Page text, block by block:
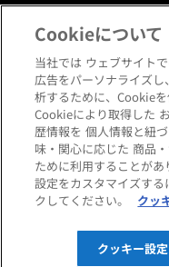
Copyright © HANKYU
プ
Cookieについて
当社では ウェブサイト
広告をパーソナライズ
析するために、Cookie
Cookieにより取得した
歴情報を 個人情報と紐
味・関心に応じた 商品
ために利用することが
設定をカスタマイズす
クしてください。
クッ
クッキー設定